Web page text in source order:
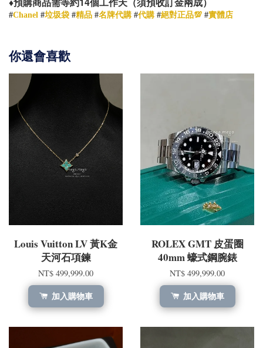
♦️預購商品需等約 個工作天（須預收訂金兩成）
#Chanel #垃圾袋 #精品 #名牌代購 #代購 #絕對正品💯 #實體店
你還會喜歡
Louis Vuitton LV 黃K金
天河石項鍊
NT$ 499,999.00
加入購物車
ROLEX GMT 皮蛋圈
40mm 蠔式鋼腕錶
NT$ 499,999.00
加入購物車